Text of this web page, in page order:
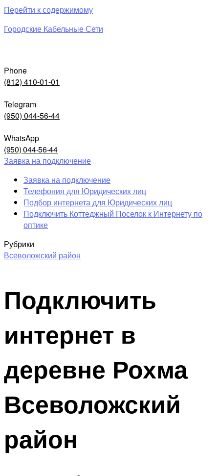
Перейти к содержимому
Городские Кабельные Сети
Phone
(812) 410-01-01
Telegram
(950) 044-56-44
WhatsApp
(950) 044-56-44
Заявка на подключение
Заявка на подключение
Телефония для Юридических лиц
Подбор интернета для Юридических лиц
Подключить Коттеджный Поселок к Интернету по
оптике
Рубрики
Всеволожский район
Подключить
интернет в
деревне Рохма
Всеволожский
район